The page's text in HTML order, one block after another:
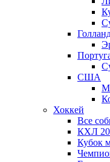
США
Хоккей
Все
КХЛ
Кубок